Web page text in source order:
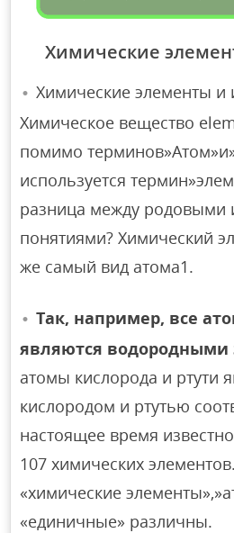
Химические
Химические элементы и
Химическое вещество
помимо
используется
разница между родовыми
понятиями? Химический
же самый вид атома1.
Так, например, все
являются водородными
атомы кислорода и ртути
кислородом и ртутью
настоящее время
107 химических
«химические
«единичные» различны.